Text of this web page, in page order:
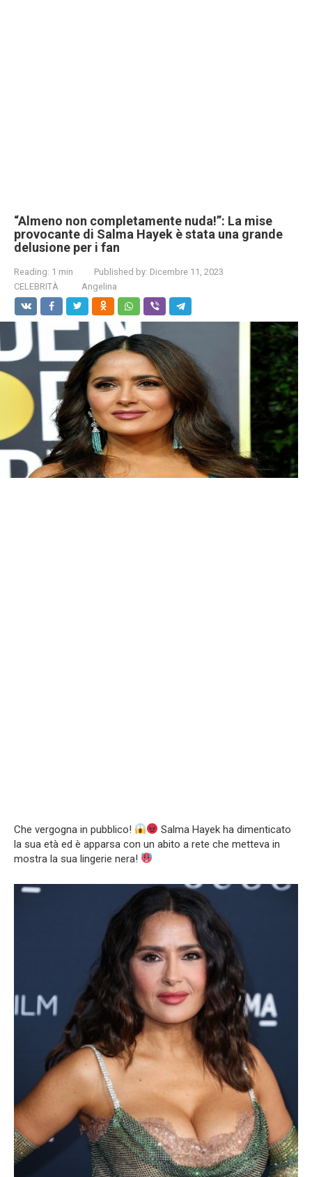
“Almeno non completamente nuda!”: La mise
provocante di Salma Hayek è stata una grande
delusione per i fan
Reading: 1 min Published by: Dicembre 11, 2023
CELEBRITÀ
Angelina
Che vergogna in pubblico!
Salma Hayek ha dimenticato
la sua età ed è apparsa con un abito a rete che metteva in
mostra la sua lingerie nera!